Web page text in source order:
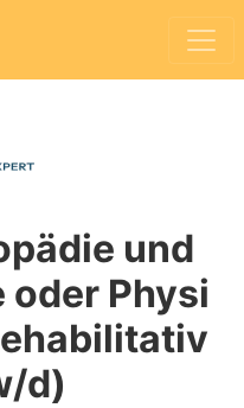
und
Physi
d)